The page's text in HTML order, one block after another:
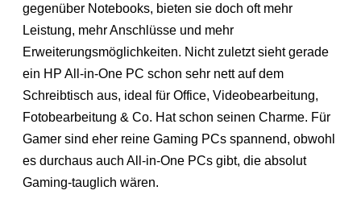
gegenüber Notebooks, bieten sie doch oft mehr
Leistung, mehr Anschlüsse und mehr
Erweiterungsmöglichkeiten. Nicht zuletzt sieht gerade
ein HP All-in-One PC schon sehr nett auf dem
Schreibtisch aus, ideal für Office, Videobearbeitung,
Fotobearbeitung & Co. Hat schon seinen Charme. Für
Gamer sind eher reine Gaming PCs spannend, obwohl
es durchaus auch All-in-One PCs gibt, die absolut
Gaming-tauglich wären.